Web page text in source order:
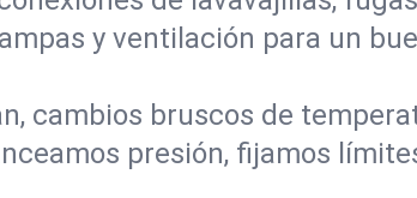
y ventilación para un
cambios bruscos de
presión, fijamos